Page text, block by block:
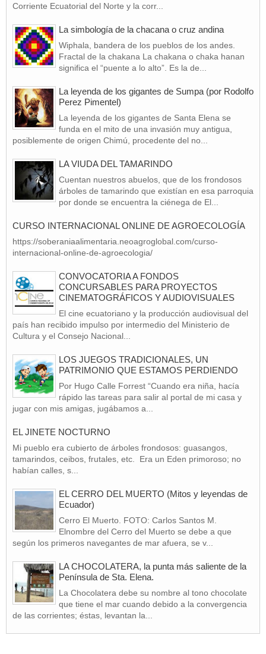
Corriente Ecuatorial del Norte y la corr...
La simbología de la chacana o cruz andina
Wiphala, bandera de los pueblos de los andes.
Fractal de la chakana La chakana o chaka hanan
significa el “puente a lo alto”. Es la de...
La leyenda de los gigantes de Sumpa (por Rodolfo
Perez Pimentel)
La leyenda de los gigantes de Santa Elena se
funda en el mito de una invasión muy antigua,
posiblemente de origen Chimú, procedente del no...
LA VIUDA DEL TAMARINDO
Cuentan nuestros abuelos, que de los frondosos
árboles de tamarindo que existían en esa parroquia
por donde se encuentra la ciénega de El...
CURSO INTERNACIONAL ONLINE DE AGROECOLOGÍA
https://soberaniaalimentaria.neoagroglobal.com/curso-
internacional-online-de-agroecologia/
CONVOCATORIA A FONDOS
CONCURSABLES PARA PROYECTOS
CINEMATOGRÁFICOS Y AUDIOVISUALES
El cine ecuatoriano y la producción audiovisual del
país han recibido impulso por intermedio del Ministerio de
Cultura y el Consejo Nacional...
LOS JUEGOS TRADICIONALES, UN
PATRIMONIO QUE ESTAMOS PERDIENDO
Por Hugo Calle Forrest “Cuando era niña, hacía
rápido las tareas para salir al portal de mi casa y
jugar con mis amigas, jugábamos a...
EL JINETE NOCTURNO
Mi pueblo era cubierto de árboles frondosos: guasangos,
tamarindos, ceibos, frutales, etc. Era un Eden primoroso; no
habían calles, s...
EL CERRO DEL MUERTO (Mitos y leyendas de
Ecuador)
Cerro El Muerto. FOTO: Carlos Santos M.
Elnombre del Cerro del Muerto se debe a que
según los primeros navegantes de mar afuera, se v...
LA CHOCOLATERA, la punta más saliente de la
Península de Sta. Elena.
La Chocolatera debe su nombre al tono chocolate
que tiene el mar cuando debido a la convergencia
de las corrientes; éstas, levantan la...